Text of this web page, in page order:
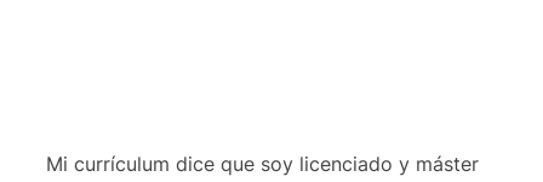
Mi currículum dice que soy licenciado y máster